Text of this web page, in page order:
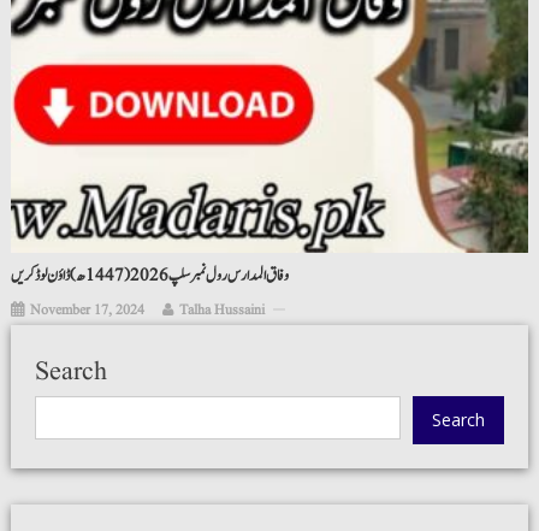
وفاق المدارس رول نمبر سلپ 2026 (1447 ھ)ڈاؤن لوڈ کریں
November 17, 2024 Talha Hussaini
Search
Search